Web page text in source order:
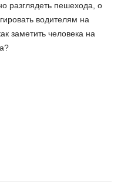
разглядеть пешехода, о
водителям на
заметить человека на